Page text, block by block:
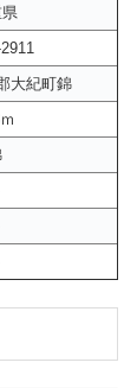
大紀町錦